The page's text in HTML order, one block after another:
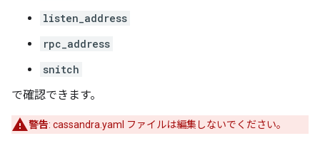
listen_address
rpc_address
snitch
で確認できます。
警告: cassandra.yaml ファイルは編集しないでください。